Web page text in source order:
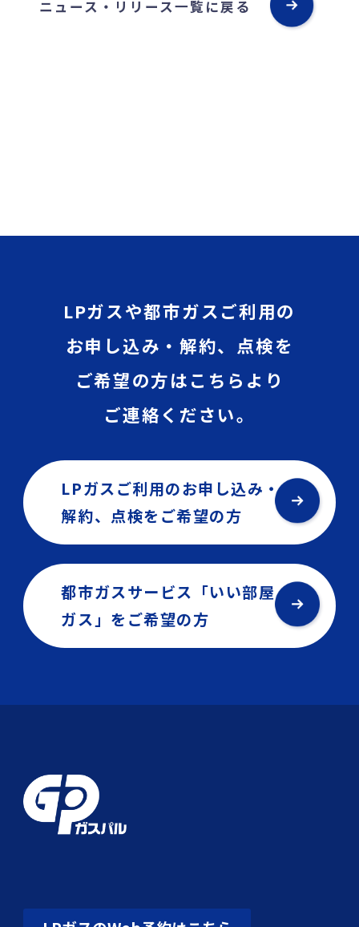
ニュース・リリース一覧に戻る
LPガスや都市ガスご利用の
お申し込み・解約、点検を
ご希望の方はこちらより
ご連絡ください。
LPガスご利用のお申し込み・
解約、点検を ご希望の方
都市ガスサービス「いい部屋
ガス」を ご希望の方